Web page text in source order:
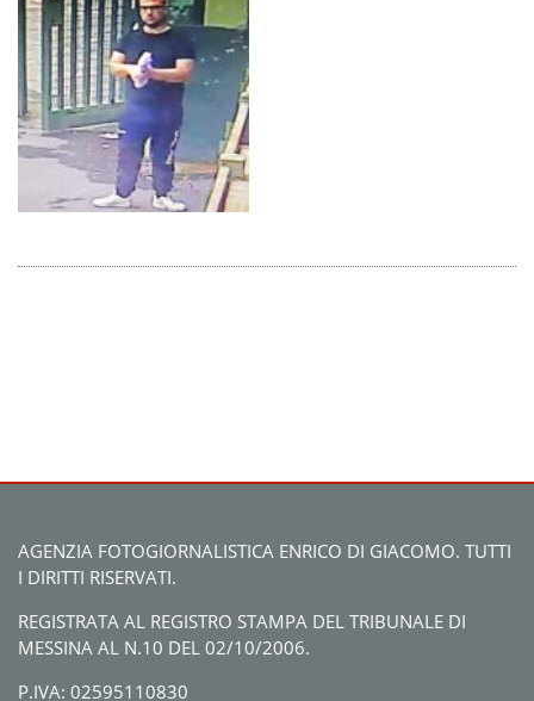
AGENZIA FOTOGIORNALISTICA ENRICO DI GIACOMO. TUTTI
I DIRITTI RISERVATI.
REGISTRATA AL REGISTRO STAMPA DEL TRIBUNALE DI
MESSINA AL N.10 DEL 02/10/2006.
P.IVA: 02595110830